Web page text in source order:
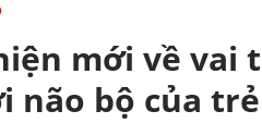
mới về vai
não bộ của trẻ